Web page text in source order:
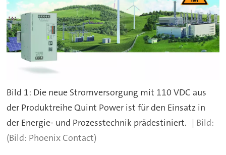
Bild 1: Die neue Stromversorgung mit 110 VDC aus
der Produktreihe Quint Power ist für den Einsatz in
der Energie- und Prozesstechnik prädestiniert.
(Bild: Phoenix Contact)